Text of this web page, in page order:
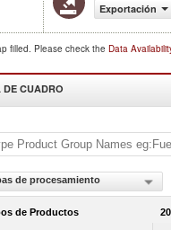
Exportación
filled. Please check the Data
DE CUADRO
de procesamiento
de Productos